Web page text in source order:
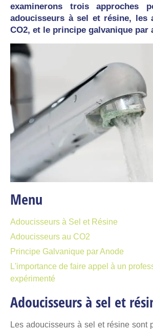
examinerons trois approches
adoucisseurs à sel et résine, les
CO2, et le principe galvanique par
Menu
Adoucisseurs à Sel et Résine
Adoucisseurs au CO2
Principe Galvanique par Anode
L'importance de faire appel à un
expérimenté
Adoucisseurs à sel et
Les adoucisseurs à sel et résine sont